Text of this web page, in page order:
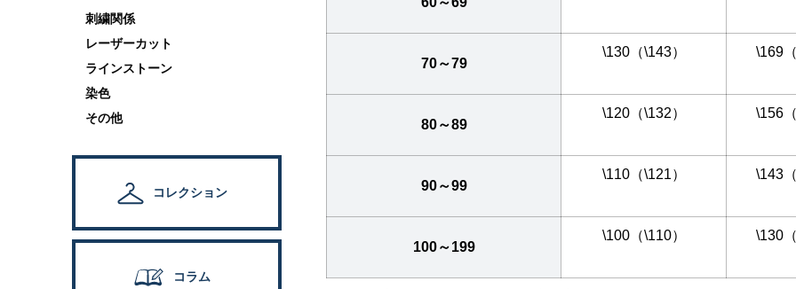
刺繍関係
レーザーカット
ラインストーン
染色
その他
コレクション
コラム
70～79
\130（\143） \169
80～89
\120（\132） \156
90～99
\110（\121） \143
100～199
\100（\110） \130